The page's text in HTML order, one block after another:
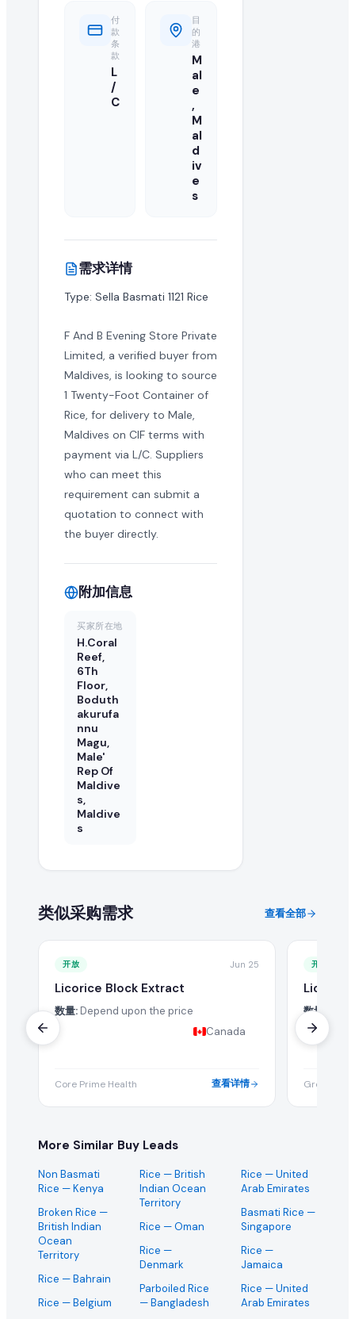
此 rice 订单需要多大数量?
买家急需 1 Twenty-Foot Container 的 rice。报价前请确保
还有其他买家在寻找 rice 吗?
有的,您可以浏览本页的"类似采购需求"栏目,或在我们的全球
如何成为 rice 的认证供应商?
您可以在 EximNext 免费注册并完善企业资料以成为认证制
这是一次性采购还是长期的批量订单需求?
国际出口商可以对此采购需求报价吗?
当然可以。EximNext 是全球 B2B 市场,我们鼓励任何有能力
这个 RFQ 需要多快回复?
活跃的采购需求具有时效性。我们建议尽快提交您的 rice 批
是否需要提供产品样品?
批量进口 rice 的买家通常在敲定大合同前会要求样品。您可
成功的报价提供有竞争力的批量价格、清晰的贸易就绪条款
在 EximNext 查看采购需求是否免费?
浏览采购需求目录是免费的。但提交报价和获取高级买家联
付
款
条
款
L
/
C
目
的
港
M
al
e
,
M
al
d
iv
e
s
需求详情
Type: Sella Basmati 1121 Rice
F And B Evening Store Private
Limited, a verified buyer from
Maldives, is looking to source
1 Twenty-Foot Container of
Rice, for delivery to Male,
Maldives on CIF terms with
payment via L/C. Suppliers
who can meet this
requirement can submit a
quotation to connect with
the buyer directly.
附加信息
买家所在地
H.Coral
Reef,
6Th
Floor,
Boduth
akurufa
nnu
Magu,
Male'
Rep Of
Maldive
s,
Maldive
s
类似采购需求 查看全部
开放 Jun 25
Licorice Block Extract
数量: Depend upon the price
Canada
Core Prime Health 查看详情
开放
Licorice
数量:
Green
More Similar Buy Leads
Non Basmati
Rice — Kenya
Broken Rice —
British Indian
Ocean
Territory
Rice — Bahrain
Rice — Belgium
Rice — British
Indian Ocean
Territory
Rice — Oman
Rice —
Denmark
Parboiled Rice
— Bangladesh
Rice — United
Arab Emirates
Basmati Rice —
Singapore
Rice —
Jamaica
Rice — United
Arab Emirates